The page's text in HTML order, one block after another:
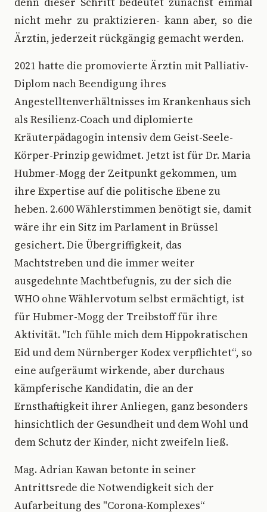
nicht mehr zu praktizieren- kann aber, so die
Ärztin, jederzeit rückgängig gemacht werden.
2021 hatte die promovierte Ärztin mit Palliativ-
Diplom nach Beendigung ihres
Angestelltenverhältnisses im Krankenhaus sich
als Resilienz-Coach und diplomierte
Kräuterpädagogin intensiv dem Geist-Seele-
Körper-Prinzip gewidmet. Jetzt ist für Dr. Maria
Hubmer-Mogg der Zeitpunkt gekommen, um
ihre Expertise auf die politische Ebene zu
heben. 2.600 Wählerstimmen benötigt sie, damit
wäre ihr ein Sitz im Parlament in Brüssel
gesichert. Die Übergriffigkeit, das
Machtstreben und die immer weiter
ausgedehnte Machtbefugnis, zu der sich die
WHO ohne Wählervotum selbst ermächtigt, ist
für Hubmer-Mogg der Treibstoff für ihre
Aktivität. "Ich fühle mich dem Hippokratischen
Eid und dem Nürnberger Kodex verpflichtet“, so
eine aufgeräumt wirkende, aber durchaus
kämpferische Kandidatin, die an der
Ernsthaftigkeit ihrer Anliegen, ganz besonders
hinsichtlich der Gesundheit und dem Wohl und
dem Schutz der Kinder, nicht zweifeln ließ.
Mag. Adrian Kawan betonte in seiner
Antrittsrede die Notwendigkeit sich der
Aufarbeitung des "Corona-Komplexes“